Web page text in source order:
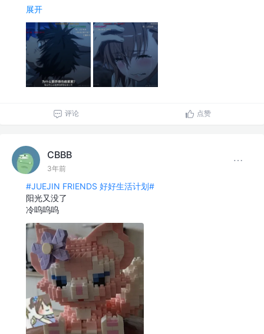
展开
评论 点赞
CBBB
3年前
#JUEJIN FRIENDS 好好生活计划#
阳光又没了
冷呜呜呜